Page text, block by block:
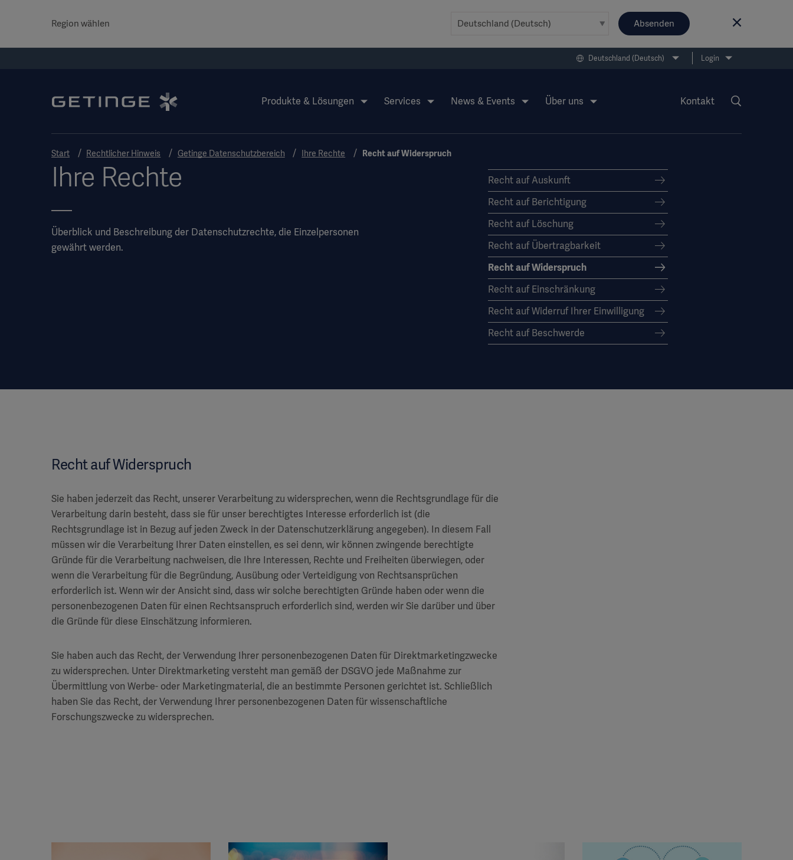
Region wählen Absenden
Deutschland (Deutsch) Login
Produkte & Lösungen Services News & Events Über uns Kontakt
Start Rechtlicher Hinweis Getinge Datenschutzbereich Ihre Rechte Recht auf Widerspruch
Ihre Rechte
Überblick und Beschreibung der Datenschutzrechte, die Einzelpersonen
gewährt werden.
Recht auf Auskunft
Recht auf Berichtigung
Recht auf Löschung
Recht auf Übertragbarkeit
Recht auf Widerspruch
Recht auf Einschränkung
Recht auf Widerruf Ihrer Einwilligung
Recht auf Beschwerde
Recht auf Widerspruch
Sie haben jederzeit das Recht, unserer Verarbeitung zu widersprechen, wenn die Rechtsgrundlage für die
Verarbeitung darin besteht, dass sie für unser berechtigtes Interesse erforderlich ist (die
Rechtsgrundlage ist in Bezug auf jeden Zweck in der Datenschutzerklärung angegeben). In diesem Fall
müssen wir die Verarbeitung Ihrer Daten einstellen, es sei denn, wir können zwingende berechtigte
Gründe für die Verarbeitung nachweisen, die Ihre Interessen, Rechte und Freiheiten überwiegen, oder
wenn die Verarbeitung für die Begründung, Ausübung oder Verteidigung von Rechtsansprüchen
erforderlich ist. Wenn wir der Ansicht sind, dass wir solche berechtigten Gründe haben oder wenn die
personenbezogenen Daten für einen Rechtsanspruch erforderlich sind, werden wir Sie darüber und über
die Gründe für diese Einschätzung informieren.
Sie haben auch das Recht, der Verwendung Ihrer personenbezogenen Daten für Direktmarketingzwecke
zu widersprechen. Unter Direktmarketing versteht man gemäß der DSGVO jede Maßnahme zur
Übermittlung von Werbe- oder Marketingmaterial, die an bestimmte Personen gerichtet ist. Schließlich
haben Sie das Recht, der Verwendung Ihrer personenbezogenen Daten für wissenschaftliche
Forschungszwecke zu widersprechen.